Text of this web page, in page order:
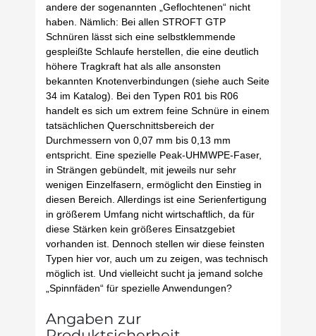
andere der sogenannten „Geflochtenen“ nicht
haben. Nämlich: Bei allen STROFT GTP
Schnüren lässt sich eine selbstklemmende
gespleißte Schlaufe herstellen, die eine deutlich
höhere Tragkraft hat als alle ansonsten
bekannten Knotenverbindungen (siehe auch Seite
34 im Katalog). Bei den Typen R01 bis R06
handelt es sich um extrem feine Schnüre in einem
tatsächlichen Querschnittsbereich der
Durchmessern von 0,07 mm bis 0,13 mm
entspricht. Eine spezielle Peak-UHMWPE-Faser,
in Strängen gebündelt, mit jeweils nur sehr
wenigen Einzelfasern, ermöglicht den Einstieg in
diesen Bereich. Allerdings ist eine Serienfertigung
in größerem Umfang nicht wirtschaftlich, da für
diese Stärken kein größeres Einsatzgebiet
vorhanden ist. Dennoch stellen wir diese feinsten
Typen hier vor, auch um zu zeigen, was technisch
möglich ist. Und vielleicht sucht ja jemand solche
„Spinnfäden“ für spezielle Anwendungen?
Angaben zur